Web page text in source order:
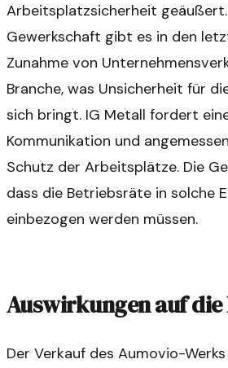
Arbeitsplatzsicherheit
Gewerkschaft gibt es in den
Zunahme von
Branche, was Unsicherheit für
sich bringt. IG Metall fordert
Kommunikation und
Schutz der Arbeitsplätze. Die
dass die Betriebsräte in solche
einbezogen werden müssen.
Auswirkungen auf die
Der Verkauf des Aumovio-